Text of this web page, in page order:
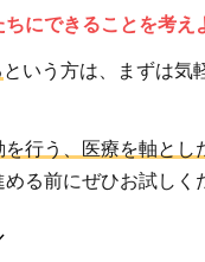
にできることを考え
という方は、まずは気
行う、医療を軸とし
る前にぜひお試しく